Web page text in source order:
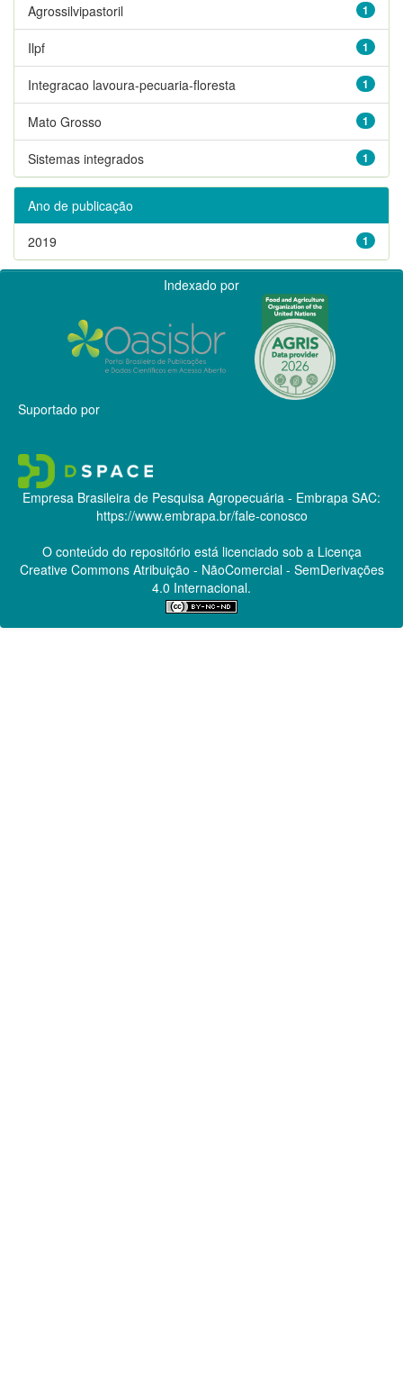
1
Agrossilvipastoril
1
Ilpf
1
Integracao lavoura-pecuaria-floresta
1
Mato Grosso
1
Sistemas integrados
Ano de publicação
1
2019
Indexado por
Suportado por
Empresa Brasileira de Pesquisa Agropecuária - Embrapa SAC:
https://www.embrapa.br/fale-conosco
O conteúdo do repositório está licenciado sob a Licença
Creative CommonsAtribuição - NãoComercial - SemDerivações
4.0 Internacional.